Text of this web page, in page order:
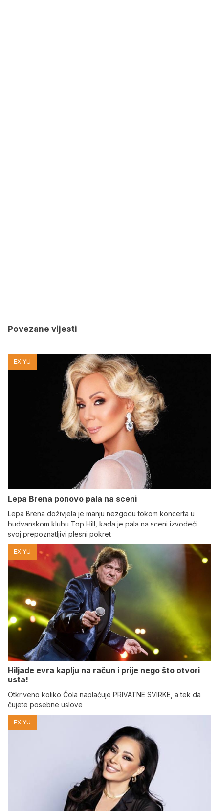
Povezane vijesti
EX YU
Lepa Brena ponovo pala na sceni
Lepa Brena doživjela je manju nezgodu tokom koncerta u
budvanskom klubu Top Hill, kada je pala na sceni izvodeći
svoj prepoznatljivi plesni pokret
EX YU
Hiljade evra kaplju na račun i prije nego što otvori
usta!
Otkriveno koliko Čola naplaćuje PRIVATNE SVIRKE, a tek da
čujete posebne uslove
EX YU